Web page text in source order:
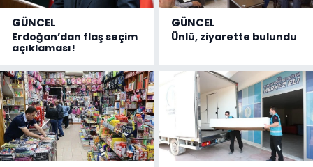
GÜNCEL
Erdoğan’dan flaş seçim
açıklaması!
GÜNCEL
Ünlü, ziyarette bulundu